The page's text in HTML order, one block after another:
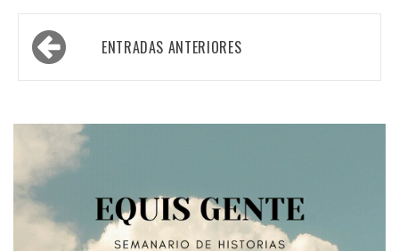
Navegación
de ENTRADAS ANTERIORES